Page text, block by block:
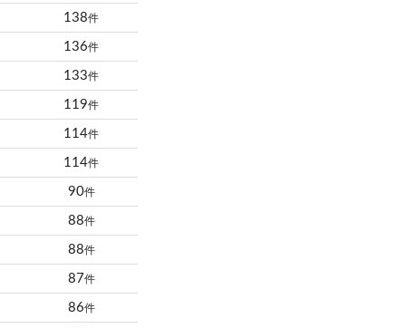
138件
136件
133件
119件
114件
114件
90件
88件
88件
87件
86件